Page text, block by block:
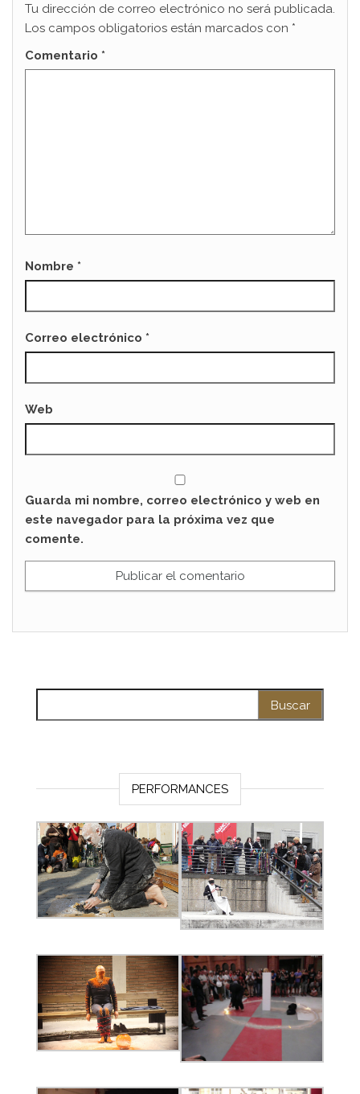
Tu dirección de correo electrónico no será publicada.
Los campos obligatorios están marcados con *
Comentario *
Nombre *
Correo electrónico *
Web
Guarda mi nombre, correo electrónico y web en
este navegador para la próxima vez que
comente.
PERFORMANCES